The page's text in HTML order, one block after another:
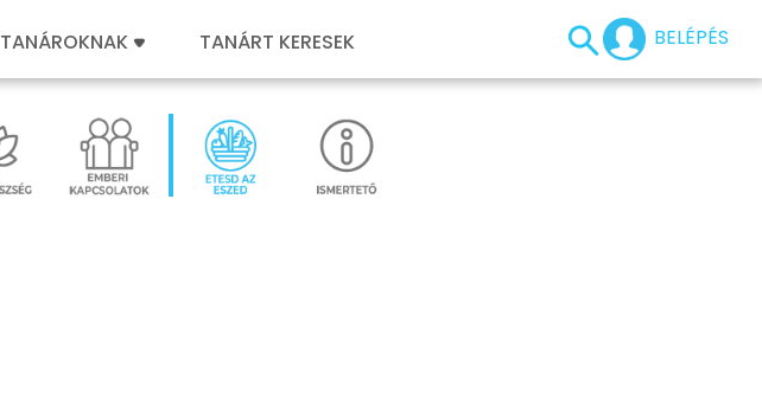
BELÉPÉS
TANÁROKNAK TANÁRT KERESEK